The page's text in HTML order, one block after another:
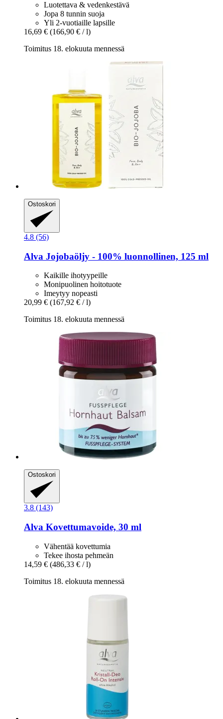
Luotettava & vedenkestävä
Jopa 8 tunnin suoja
Yli 2-vuotiaille lapsille
16,69 € (166,90 € / l)
Toimitus 18. elokuuta mennessä
Ostoskori
4.8 (56)
Alva Jojobaöljy -​ 100% luonnollinen, 125 ml
Kaikille ihotyypeille
Monipuolinen hoitotuote
Imeytyy nopeasti
20,99 € (167,92 € / l)
Toimitus 18. elokuuta mennessä
Ostoskori
3.8 (143)
Alva Kovettumavoide, 30 ml
Vähentää kovettumia
Tekee ihosta pehmeän
14,59 € (486,33 € / l)
Toimitus 18. elokuuta mennessä